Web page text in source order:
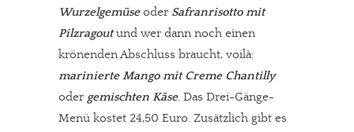
Paypal - danke@meinesuedstadt.de
JETZT SPENDEN Schon erledigt!
Wurzelgemüseoder Safranrisotto mit
Pilzragoutund wer dann noch einen
krönenden Abschluss braucht, voilà:
marinierte Mango mit Creme Chantilly
oder gemischten Käse. Das Drei-Gänge-
Menü kostet 24,50 Euro. Zusätzlich gibt es